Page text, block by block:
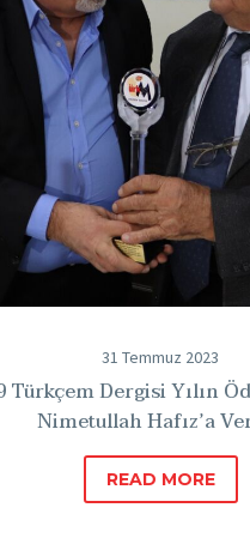
31 Temmuz 2023
Türkçem Dergisi Yılın
Nimetullah Hafız’a
READ MORE